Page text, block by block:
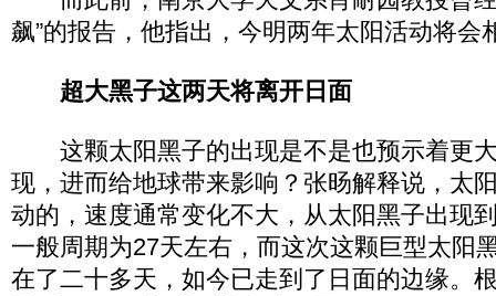
飙”的报告，他指出，今明两年太阳活动将会
超大黑子这两天将离开日面
这颗太阳黑子的出现是不是也预示着更
现，进而给地球带来影响？张旸解释说，太
动的，速度通常变化不大，从太阳黑子出现
一般周期为27天左右，而这次这颗巨型太阳
在了二十多天，如今已走到了日面的边缘。